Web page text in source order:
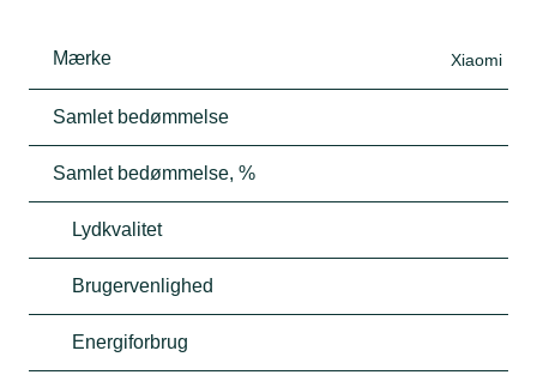
Mærke Xiaomi
Samlet bedømmelse
Samlet bedømmelse, %
Lydkvalitet
Brugervenlighed
Energiforbrug